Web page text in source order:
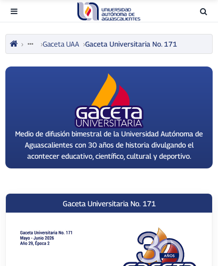
Gaceta UAA Gaceta Universitaria No. 171
Medio de difusión bimestral de la Universidad Autónoma de
Aguascalientes con 30 años de historia divulgando el
acontecer educativo, científico, cultural y deportivo.
Gaceta Universitaria No. 171